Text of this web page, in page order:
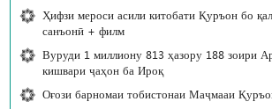
Ҳифзи мероси асили китобати Қуръон бо
санъонӣ + филм
Вуруди 1 миллиону 813 ҳазору 188 зоири
кишвари ҷаҳон ба Ироқ
Оғози барномаи тобистонаи Маҷмааи